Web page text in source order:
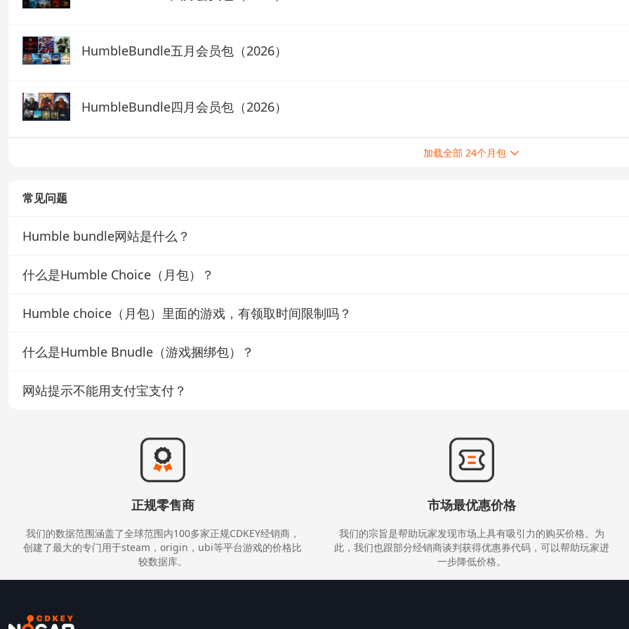
HumbleBundle五月会员包（2026）
HumbleBundle四月会员包（2026）
加载全部 24个月包 
常见问题
Humble bundle网站是什么？
城，可以在我们的游戏比价页面发现有humble bundle）。
什么是Humble Choice（月包）？
只能购买当月月包，往期月包无法购买。
订阅步骤有：
1.在choice页面，选择become member，然后在跳出来的页面，选择按月支付或者按年支付。（建议按月支付，下月有想要的游戏再续费）
Humble choice（月包）里面的游戏，有领取时间限制吗？
什么是Humble Bnudle（游戏捆绑包）？
一个捆绑包会分成几个不同的价位，对应不同的包内游戏数量。
网站提示不能用支付宝支付？
正规零售商
我们的数据范围涵盖了全球范围内100多家正规CDKEY经销商，
创建了最大的专门用于steam，origin，ubi等平台游戏的价格比
较数据库。
市场最优惠价格
我们的宗旨是帮助玩家发现市场上具有吸引力的购买价格。为
此，我们也跟部分经销商谈判获得优惠券代码，可以帮助玩家进
一步降低价格。